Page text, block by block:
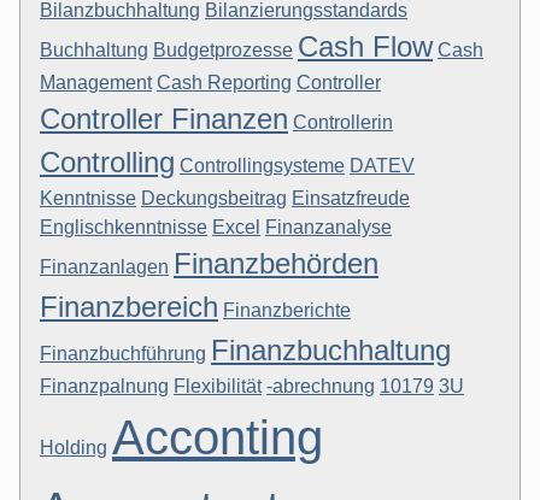
Bilanzbuchhaltung Bilanzierungsstandards
Buchhaltung Budgetprozesse Cash Flow Cash
Management Cash Reporting Controller
Controller Finanzen Controllerin
Controlling Controllingsysteme DATEV
Kenntnisse Deckungsbeitrag Einsatzfreude
Englischkenntnisse Excel Finanzanalyse
Finanzanlagen Finanzbehörden
Finanzbereich Finanzberichte
Finanzbuchführung Finanzbuchhaltung
Finanzpalnung Flexibilität -abrechnung 10179 3U
Holding Acconting